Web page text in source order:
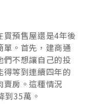
預售屋還是4年後
。首先，建商通
不想讓自己的投
等到連續四年的
房。這種情況
到35萬。